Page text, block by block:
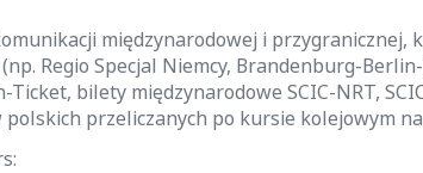
międzynarodowej i przygranicznej,
Regio Specjal Niemcy, Brandenburg-
bilety międzynarodowe SCIC-NRT,
polskich przeliczanych po kursie kolejowym